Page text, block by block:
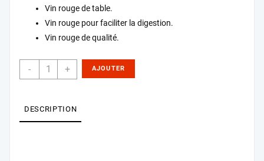
Vin rouge de table.
Vin rouge pour faciliter la digestion.
Vin rouge de qualité.
- + AJOUTER
DESCRIPTION